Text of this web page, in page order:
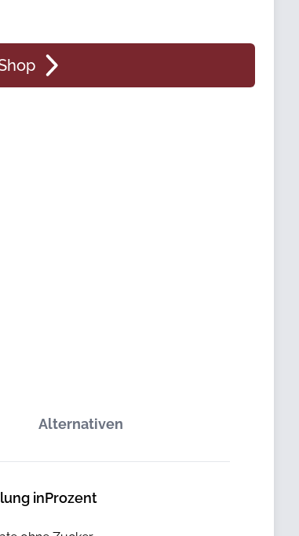
Alternativen
inProzent